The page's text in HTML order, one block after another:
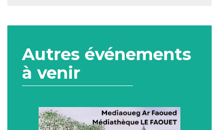
Autres événements
à venir